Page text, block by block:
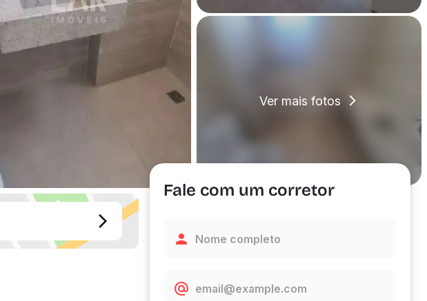
Ver mais fotos
Fale com um corretor